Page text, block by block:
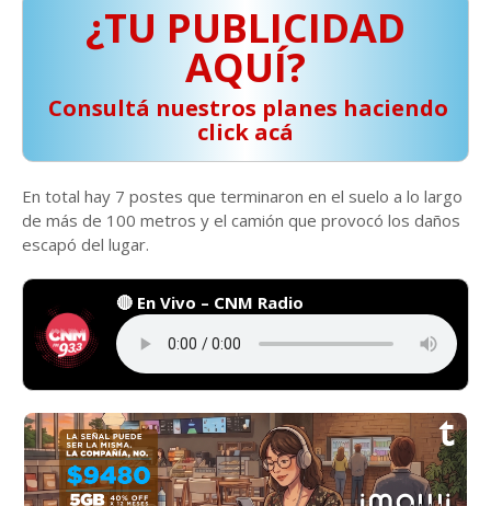
¿TU PUBLICIDAD
AQUÍ?
️ Consultá nuestros planes haciendo
click acá
En total hay 7 postes que terminaron en el suelo a lo largo
de más de 100 metros y el camión que provocó los daños
escapó del lugar.
🔴 En Vivo – CNM Radio